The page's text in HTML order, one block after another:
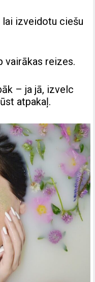
izveidotu ciešu
vairākas reizes.
– ja jā, izvelc
atpakaļ.